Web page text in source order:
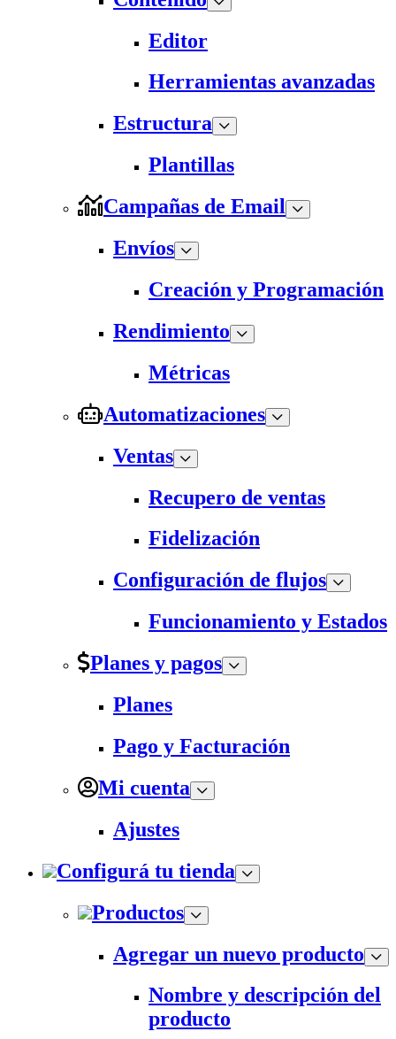
Editor
Herramientas avanzadas
Estructura
Plantillas
Campañas de Email
Envíos
Creación y Programación
Rendimiento
Métricas
Automatizaciones
Ventas
Recupero de ventas
Fidelización
Configuración de flujos
Funcionamiento y Estados
Planes y pagos
Planes
Pago y Facturación
Mi cuenta
Ajustes
Configurá tu tienda
Productos
Agregar un nuevo producto
Nombre y descripción del
producto